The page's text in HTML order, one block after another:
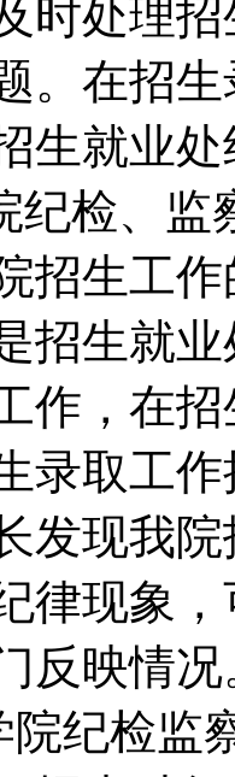
时处理
。在招
生就业
纪检、
招生工
招生就
作，在
录取工
发现我
律现象
反映情
院纪检监